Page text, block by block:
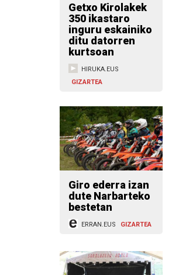
Getxo Kirolakek
350 ikastaro
inguru eskainiko
ditu datorren
kurtsoan
HIRUKA.EUS
GIZARTEA
Giro ederra izan
dute Narbarteko
bestetan
ERRAN.EUS GIZARTEA